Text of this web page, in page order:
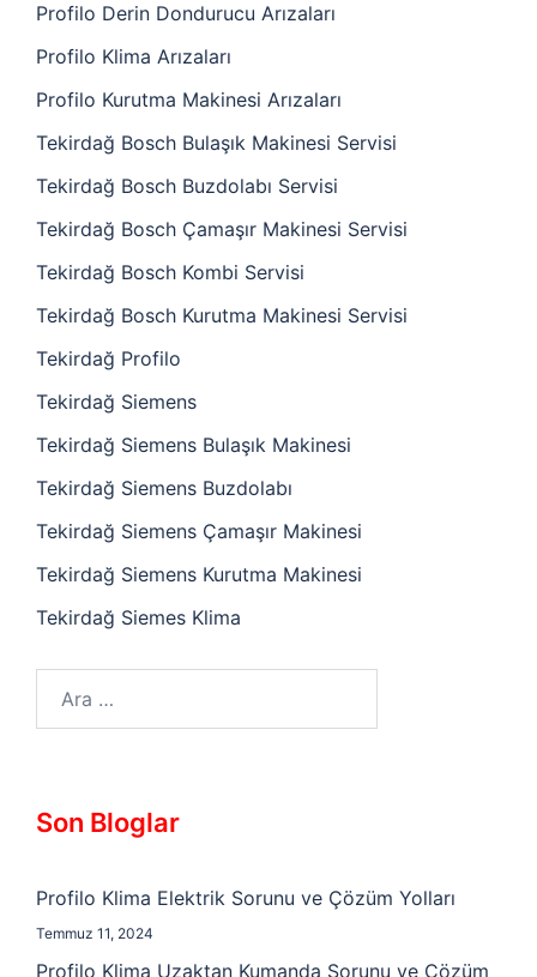
Profilo Derin Dondurucu Arızaları
Profilo Klima Arızaları
Profilo Kurutma Makinesi Arızaları
Tekirdağ Bosch Bulaşık Makinesi Servisi
Tekirdağ Bosch Buzdolabı Servisi
Tekirdağ Bosch Çamaşır Makinesi Servisi
Tekirdağ Bosch Kombi Servisi
Tekirdağ Bosch Kurutma Makinesi Servisi
Tekirdağ Profilo
Tekirdağ Siemens
Tekirdağ Siemens Bulaşık Makinesi
Tekirdağ Siemens Buzdolabı
Tekirdağ Siemens Çamaşır Makinesi
Tekirdağ Siemens Kurutma Makinesi
Tekirdağ Siemes Klima
Son Bloglar
Profilo Klima Elektrik Sorunu ve Çözüm Yolları
Temmuz 11, 2024
Profilo Klima Uzaktan Kumanda Sorunu ve Çözüm